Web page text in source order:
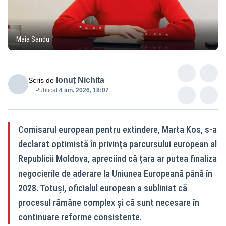
Maia Sandu
Scris de Ionuț Nichita
Publicat:4 iun. 2026, 18:07
Comisarul european pentru extindere, Marta Kos, s-a
declarat optimistă în privința parcursului european al
Republicii Moldova, apreciind că țara ar putea finaliza
negocierile de aderare la Uniunea Europeană până în
2028. Totuși, oficialul european a subliniat că
procesul rămâne complex și că sunt necesare în
continuare reforme consistente.